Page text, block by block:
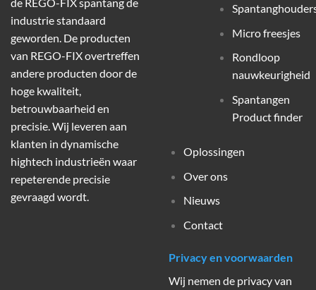
industrie standaard
geworden. De producten
van REGO-FIX overtreffen
andere producten door de
hoge kwaliteit,
betrouwbaarheid en
precisie. Wij leveren aan
klanten in dynamische
hightech industrieën waar
repeterende precisie
gevraagd wordt.
Micro freesjes
Rondloop
nauwkeurigheid
Spantangen
Product finder
Oplossingen
Over ons
Nieuws
Contact
Privacy en voorwaarden
Wij nemen de privacy van